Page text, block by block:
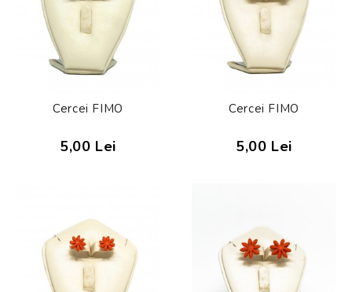
Cercei FIMO
5,00 Lei
Cercei FIMO
5,00 Lei